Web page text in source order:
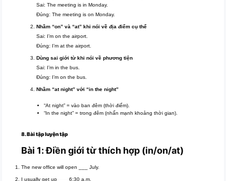
Sai: The meeting is in Monday.
Đúng: The meeting is on Monday.
Nhầm “on” và “at” khi nói về địa điểm cụ thể
Sai: I’m on the airport.
Đúng: I’m at the airport.
Dùng sai giới từ khi nói về phương tiện
Sai: I’m in the bus.
Đúng: I’m on the bus.
Nhầm “at night” với “in the night”
“At night” = vào ban đêm (thời điểm).
“In the night” = trong đêm (nhấn mạnh khoảng thời gian).
8. Bài tập luyện tập
Bài 1: Điền giới từ thích hợp (in/on/at)
The new office will open ___ July.
I usually get up ___ 6:30 a.m.